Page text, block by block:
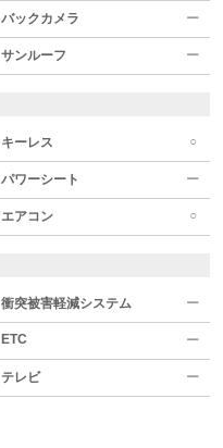
バックカメラ ー
サンルーフ ー
キーレス ○
パワーシート ー
エアコン ○
衝突被害軽減システム ー
ETC ー
テレビ ー